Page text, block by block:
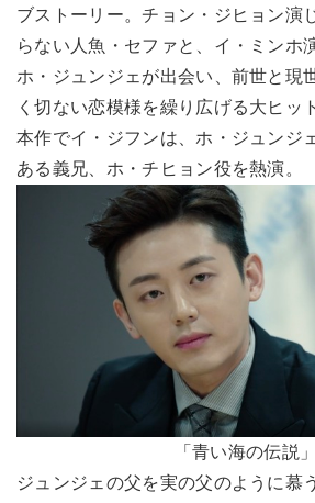
ブストーリー。チョン・ジヒョン演
らない人魚・セファと、イ・ミンホ
ホ・ジュンジェが出会い、前世と現
く切ない恋模様を繰り広げる大ヒッ
本作でイ・ジフンは、ホ・ジュンジ
ある義兄、ホ・チヒョン役を熱演。
「青い海の伝説」
ジュンジェの父を実の父のように慕